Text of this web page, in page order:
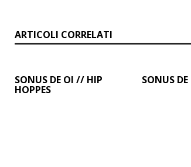
o
p
a
I
ARTICOLI CORRELATI
SONUS DE OI // HIP
HOPPES
SONUS